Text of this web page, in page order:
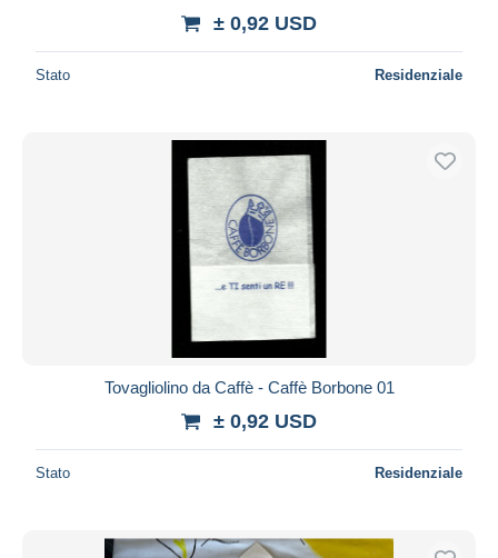
± 0,92 USD
Stato Residenziale
Tovagliolino da Caffè - Caffè Borbone 01
± 0,92 USD
Stato Residenziale